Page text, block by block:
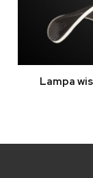
Lampa